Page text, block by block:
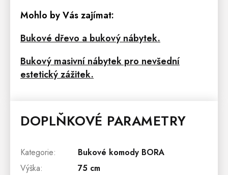
Mohlo by Vás zajímat:
Bukové dřevo a bukový nábytek.
Bukový masivní nábytek pro nevšední
estetický zážitek.
DOPLŇKOVÉ PARAMETRY
Kategorie:
Bukové komody BORA
Výška:
75 cm